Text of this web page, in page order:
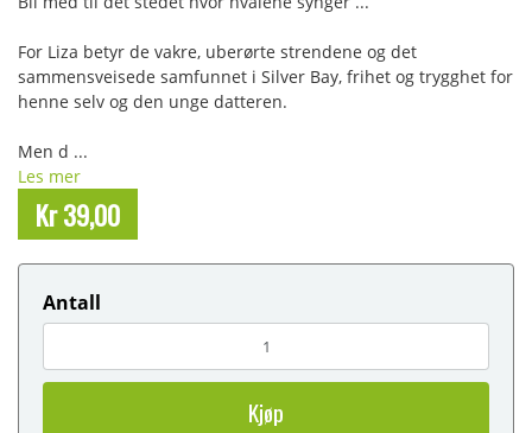
For Liza betyr de vakre, uberørte strendene og det
sammensveisede samfunnet i Silver Bay, frihet og trygghet for
henne selv og den unge datteren.
Men d ...
Les mer
Kr 39,00
Antall
Kjøp